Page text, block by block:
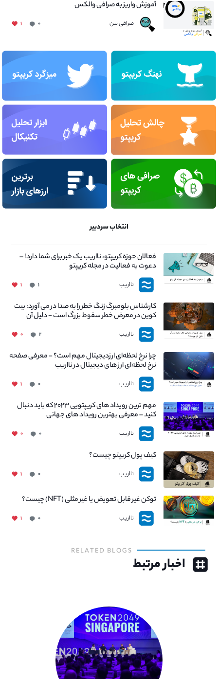
آموزش واریز به صرافی والکس
صرافی بین ۰ ۱
انتخاب سردبیر
فعالان حوزه کریپتو، نااریب یک خبر برای شما دارد! –
دعوت به فعالیت در مجله کریپتو
نااریب ۱ ۱
کارشناس بلومبرگ زنگ خطر را به صدا در می آورد: بیت
کوین در معرض خطر سقوط بزرگ است - دلیل آن
چیست؟
نااریب ۲ ۰
چرا نرخ لحظه‌ای ارزدیجیتال مهم است؟ - معرفی صفحه
نرخ لحظه‌ای ارز های دیجیتال در نااریب
نااریب ۰ ۱
مهم ترین رویداد های کریپتویی ۲۰۲۳ که باید دنبال
کنید – معرفی بهترین رویداد های جهانی
نااریب ۰ ۰
کیف پول کریپتو چیست؟
نااریب ۰ ۱
توکن غیر قابل تعویض یا غیر مثلی (NFT) چیست؟
نااریب ۰ ۱
RELATED BLOGS
اخبار مرتبط